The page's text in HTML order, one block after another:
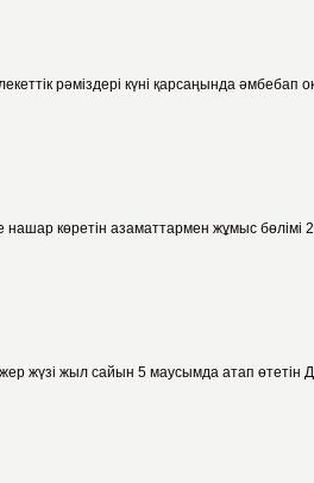
рәміздері күні қарсаңында әмбебап
нашар көретін азаматтармен жұмыс
жүзі жыл сайын 5 маусымда атап өтетін